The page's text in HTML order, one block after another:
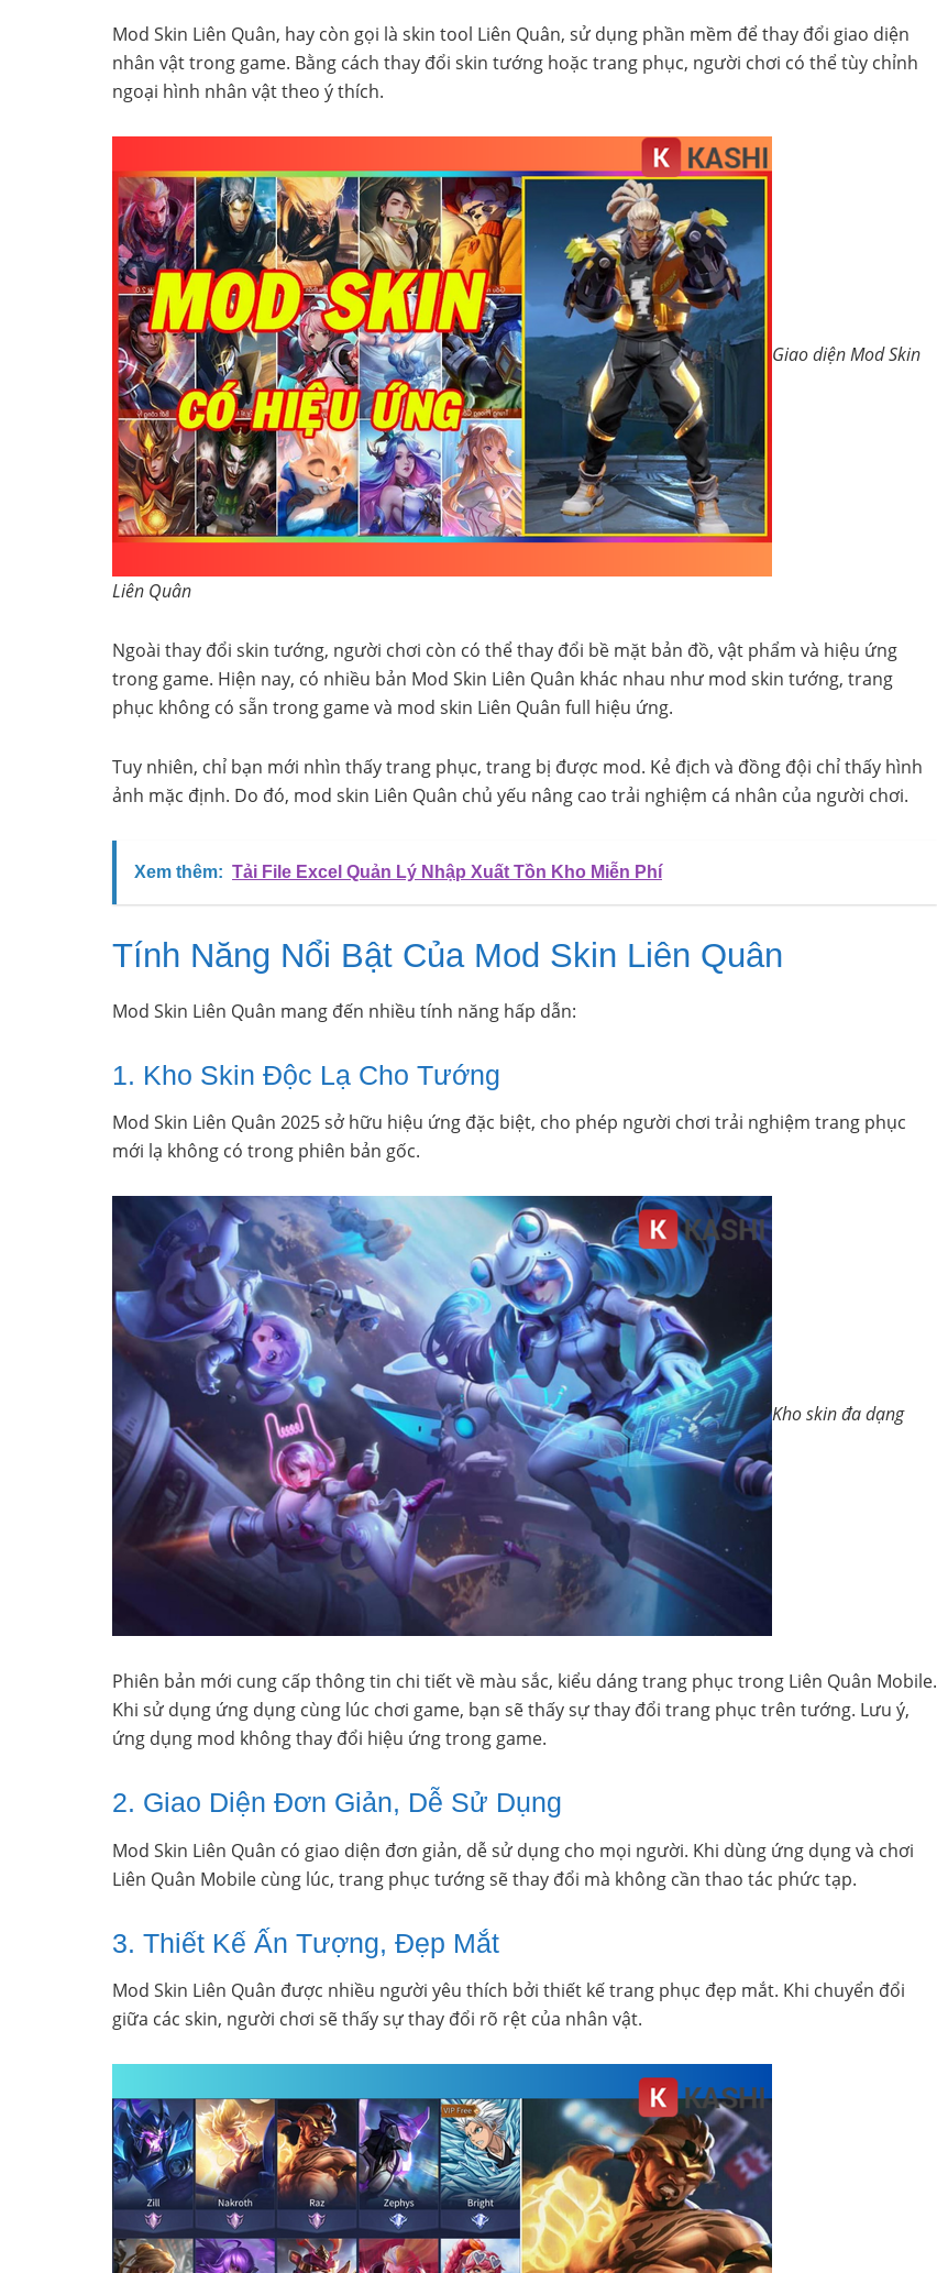
Mod Skin Liên Quân, hay còn gọi là skin tool Liên Quân, sử dụng phần mềm để thay đổi giao diện
nhân vật trong game. Bằng cách thay đổi skin tướng hoặc trang phục, người chơi có thể tùy chỉnh
ngoại hình nhân vật theo ý thích.
Giao diện Mod Skin
Liên Quân
Ngoài thay đổi skin tướng, người chơi còn có thể thay đổi bề mặt bản đồ, vật phẩm và hiệu ứng
trong game. Hiện nay, có nhiều bản Mod Skin Liên Quân khác nhau như mod skin tướng, trang
phục không có sẵn trong game và mod skin Liên Quân full hiệu ứng.
Tuy nhiên, chỉ bạn mới nhìn thấy trang phục, trang bị được mod. Kẻ địch và đồng đội chỉ thấy hình
ảnh mặc định. Do đó, mod skin Liên Quân chủ yếu nâng cao trải nghiệm cá nhân của người chơi.
Xem thêm: Tải File Excel Quản Lý Nhập Xuất Tồn Kho Miễn Phí
Tính Năng Nổi Bật Của Mod Skin Liên Quân
Mod Skin Liên Quân mang đến nhiều tính năng hấp dẫn:
1. Kho Skin Độc Lạ Cho Tướng
Mod Skin Liên Quân 2025 sở hữu hiệu ứng đặc biệt, cho phép người chơi trải nghiệm trang phục
mới lạ không có trong phiên bản gốc.
Kho skin đa dạng
Phiên bản mới cung cấp thông tin chi tiết về màu sắc, kiểu dáng trang phục trong Liên Quân Mobile.
Khi sử dụng ứng dụng cùng lúc chơi game, bạn sẽ thấy sự thay đổi trang phục trên tướng. Lưu ý,
ứng dụng mod không thay đổi hiệu ứng trong game.
2. Giao Diện Đơn Giản, Dễ Sử Dụng
Mod Skin Liên Quân có giao diện đơn giản, dễ sử dụng cho mọi người. Khi dùng ứng dụng và chơi
Liên Quân Mobile cùng lúc, trang phục tướng sẽ thay đổi mà không cần thao tác phức tạp.
3. Thiết Kế Ấn Tượng, Đẹp Mắt
Mod Skin Liên Quân được nhiều người yêu thích bởi thiết kế trang phục đẹp mắt. Khi chuyển đổi
giữa các skin, người chơi sẽ thấy sự thay đổi rõ rệt của nhân vật.